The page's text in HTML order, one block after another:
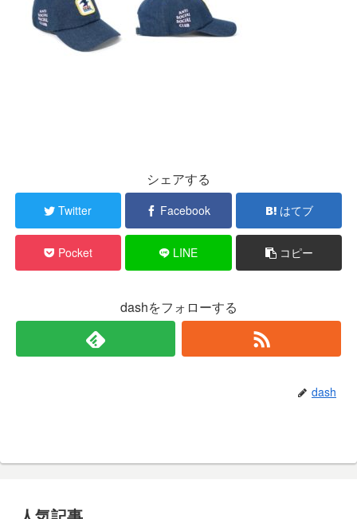
シェアする
Twitter Facebook はてブ
Pocket LINE コピー
dashをフォローする
dash